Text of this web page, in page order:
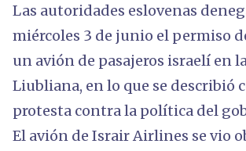
Las autoridades eslovenas
miércoles 3 de junio el permiso
un avión de pasajeros israelí en
Liubliana, en lo que se describió
protesta contra la política del
El avión de Israir Airlines se vio